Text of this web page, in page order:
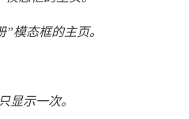
”模态框的主页。
显示一次。